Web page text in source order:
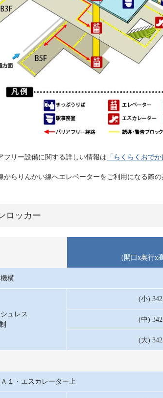
フリー設備に関する詳しい情報は 「らくらくおでか
らりんかい線へエレベーターをご利用になる際の
ロッカー
(開口x奥行x
機横
ュレス
(小)
(中)
(大)
Ａ１・エスカレーター上